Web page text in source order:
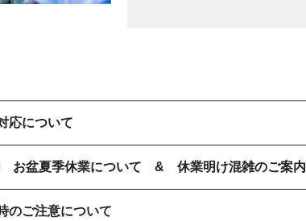
応について
盆夏季休業について & 休業明け混雑のご案内
のご注意について